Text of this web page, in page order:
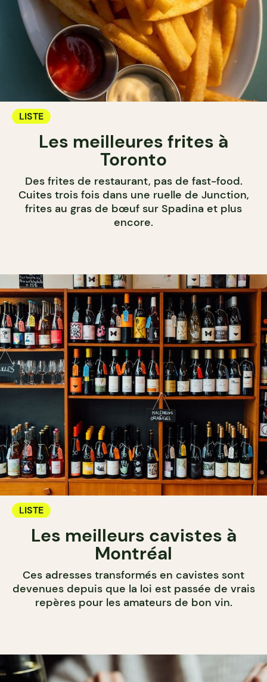
LISTE
Les meilleures frites à
Toronto
Des frites de restaurant, pas de fast-food.
Cuites trois fois dans une ruelle de Junction,
frites au gras de bœuf sur Spadina et plus
encore.
LISTE
Les meilleurs cavistes à
Montréal
Ces adresses transformés en cavistes sont
devenues depuis que la loi est passée de vrais
repères pour les amateurs de bon vin.